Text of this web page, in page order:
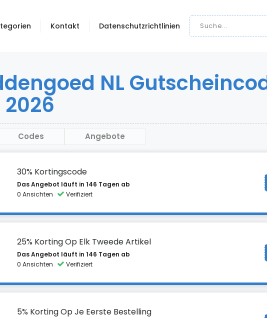
Kontakt Datenschutzrichtlinien
NL
Codes Angebote
30% Kortingscode
Das Angebot läuft in 146 Tagen ab
0 Ansichten
Verifiziert
25% Korting Op Elk Tweede Artikel
Das Angebot läuft in 146 Tagen ab
0 Ansichten
Verifiziert
5% Korting Op Je Eerste Bestelling